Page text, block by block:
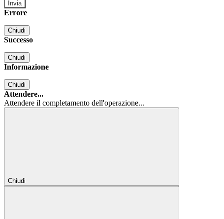
Errore
Chiudi
Successo
Chiudi
Informazione
Chiudi
Attendere...
Attendere il completamento dell'operazione...
Chiudi